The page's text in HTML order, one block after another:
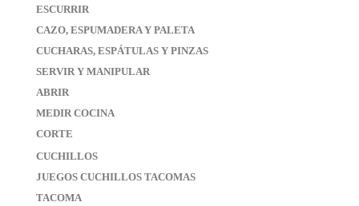
ESCURRIR
CAZO, ESPUMADERA Y PALETA
CUCHARAS, ESPÁTULAS Y PINZAS
SERVIR Y MANIPULAR
ABRIR
MEDIR COCINA
CORTE
CUCHILLOS
JUEGOS CUCHILLOS TACOMAS
TACOMA